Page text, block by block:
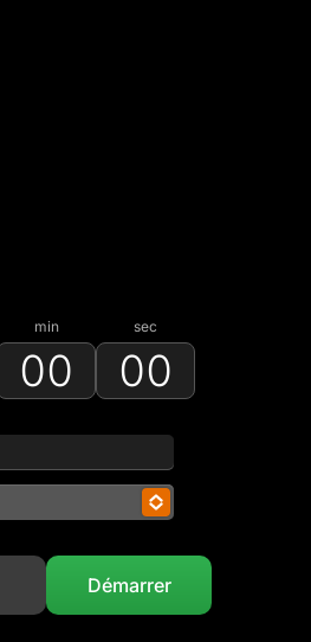
min
00
sec
00
Démarrer